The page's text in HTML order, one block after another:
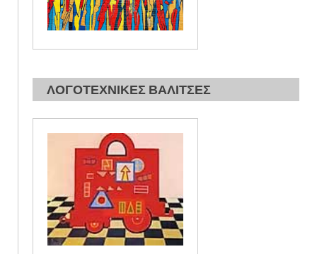
ΛΟΓΟΤΕΧΝΙΚΕΣ ΒΑΛΙΤΣΕΣ